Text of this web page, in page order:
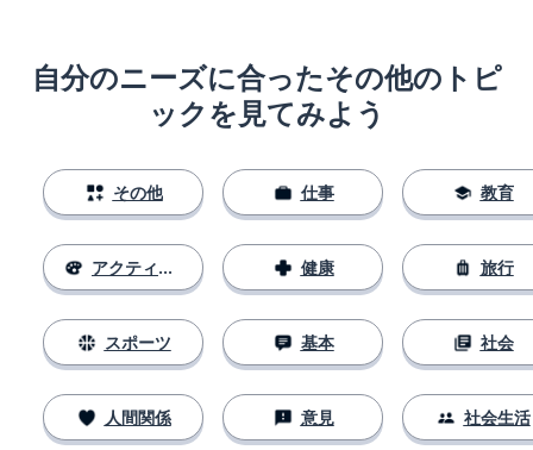
自分のニーズに合ったその他のトピ
ックを見てみよう
その他
アクティビティ
スポーツ
人間関係
仕事
健康
基本
意見
教育
旅行
社会
社会生活